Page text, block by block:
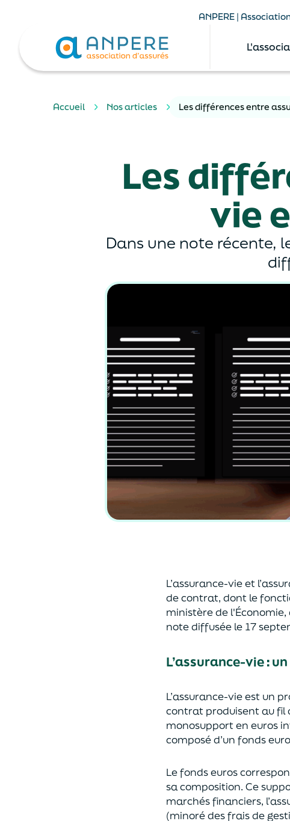
ANPERE |
Accueil Nos articles Les différences entre
Les
vie
Dans une note récente,
L’assurance-vie et
de contrat, dont le
ministère de l'Économie,
note diffusée le 17
L’assurance-vie :
L’assurance-vie est un p
contrat produisent au fil
monosupport en euros
composé d’un fonds
Le fonds euros
sa composition. Ce
marchés financiers,
(minoré des frais de